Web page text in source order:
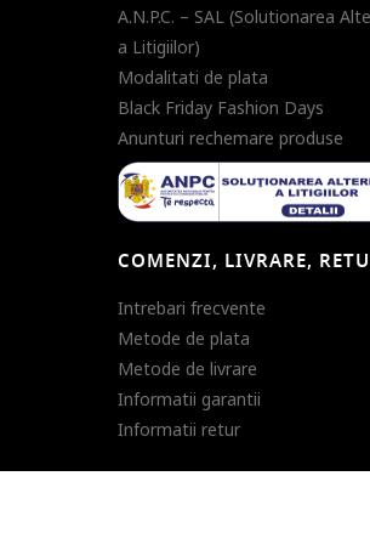
A.N.P.C. – SAL (Solutionarea
a Litigiilor)
Modalitati de plata
Black Friday Fashion Days
Anunturi rechemare produse
COMENZI, LIVRARE,
Intrebari frecvente
Metode de plata
Metode de livrare
Informatii garantii
Informatii retur